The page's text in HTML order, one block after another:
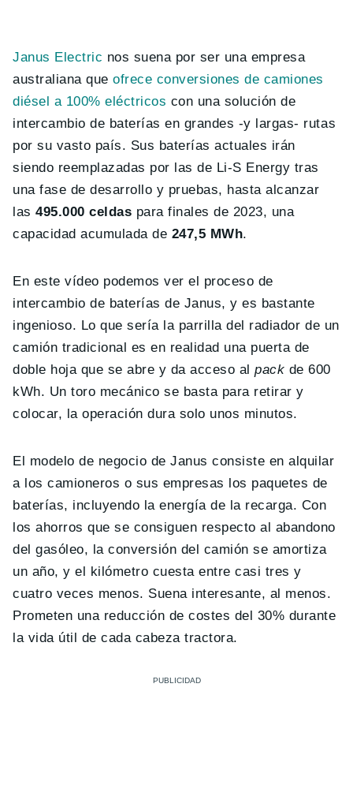
Janus Electric nos suena por ser una empresa
australiana queofrece conversiones de camiones
diésel a 100% eléctricos con una solución de
intercambio de baterías en grandes -y largas- rutas
por su vasto país. Sus baterías actuales irán
siendo reemplazadas por las de Li-S Energy tras
una fase de desarrollo y pruebas, hasta alcanzar
las495.000 celdas para finales de 2023, una
capacidad acumulada de 247,5 MWh.
En este vídeo podemos ver el proceso de
intercambio de baterías de Janus, y es bastante
ingenioso. Lo que sería la parrilla del radiador de un
camión tradicional es en realidad una puerta de
doble hoja que se abre y da acceso alpack de 600
kWh. Un toro mecánico se basta para retirar y
colocar, la operación dura solo unos minutos.
El modelo de negocio de Janus consiste en alquilar
a los camioneros o sus empresas los paquetes de
baterías, incluyendo la energía de la recarga. Con
los ahorros que se consiguen respecto al abandono
del gasóleo, la conversión del camión se amortiza
un año, y el kilómetro cuesta entre casi tres y
cuatro veces menos. Suena interesante, al menos.
Prometen una reducción de costes del 30% durante
la vida útil de cada cabeza tractora.